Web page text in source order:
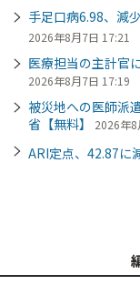
手足口病6.98、
2026年8月7日 17:21
医療担当の主計
2026年8月7日 17:19
被災地への医師
省【無料】
2026年
ARI定点、42.87